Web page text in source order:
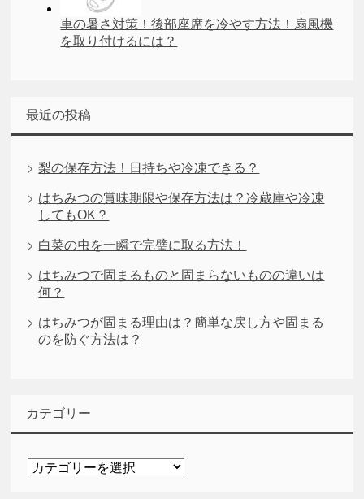
車の暑さ対策！後部座席を冷やす方法！扇風機
を取り付けるには？
最近の投稿
梨の保存方法！日持ちや冷凍できる？
はちみつの賞味期限や保存方法は？冷蔵庫や冷凍
してもOK？
白菜の虫を一瞬で完璧に取る方法！
はちみつで固まるものと固まらないものの違いは
何？
はちみつが固まる理由は？簡単な戻し方や固まる
のを防ぐ方法は？
カテゴリー
カ